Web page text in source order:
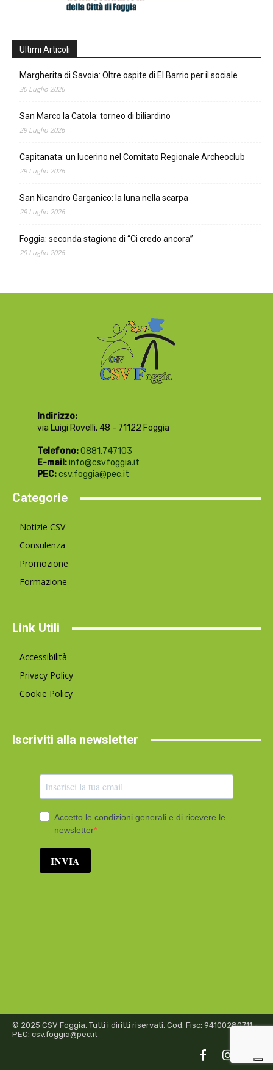
Ultimi Articoli
Margherita di Savoia: Oltre ospite di El Barrio per il sociale
30 Luglio 2026
San Marco la Catola: torneo di biliardino
29 Luglio 2026
Capitanata: un lucerino nel Comitato Regionale Archeoclub
29 Luglio 2026
San Nicandro Garganico: la luna nella scarpa
29 Luglio 2026
Foggia: seconda stagione di “Ci credo ancora”
29 Luglio 2026
Indirizzo:
via Luigi Rovelli, 48 - 71122 Foggia
Telefono:0881.747103
E-mail:info@csvfoggia.it
PEC:csv.foggia@pec.it
Categorie
Notizie CSV
Consulenza
Promozione
Formazione
Link Utili
Accessibilità
Privacy Policy
Cookie Policy
Iscriviti alla newsletter
© 2025 CSV Foggia. Tutti i diritti riservati. Cod. Fisc: 94100280711 -
PEC: csv.foggia@pec.it